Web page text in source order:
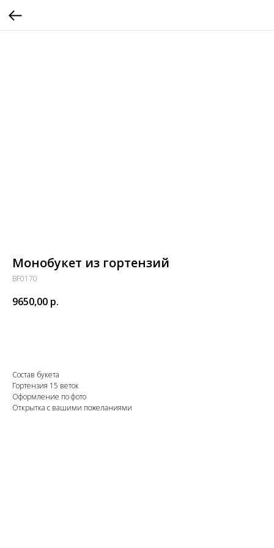
Монобукет из гортензий
BF0170
9650,00 р.
Состав букета
Гортензия 15 веток
Оформление по фото
Открытка с вашими пожеланиями